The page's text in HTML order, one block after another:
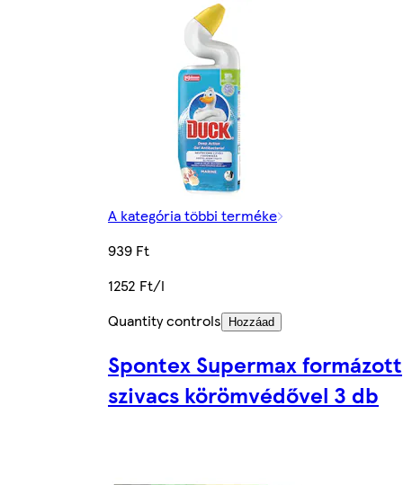
A kategória többi terméke
939 Ft
1252 Ft/l
Quantity controls
Hozzáad
Spontex Supermax formázott
szivacs körömvédővel 3 db